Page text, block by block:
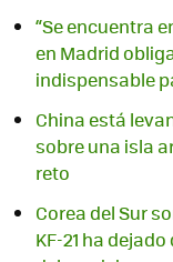
“Se encuentra
en Madrid
indispensable
China está
sobre una isla
reto
Corea del Sur
KF-21 ha